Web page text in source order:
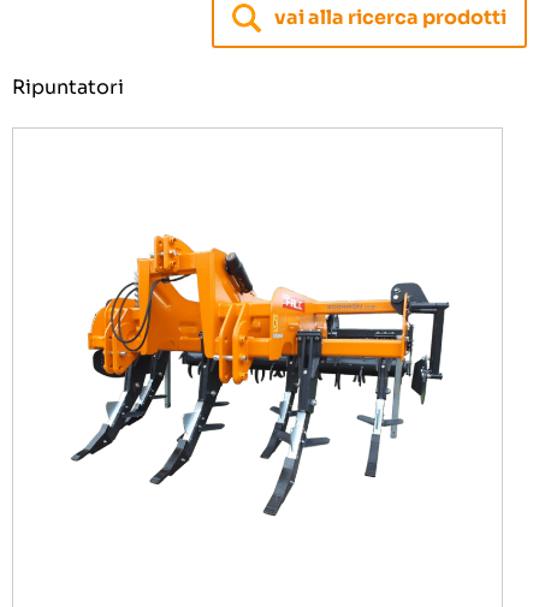
vai alla ricerca prodotti
Ripuntatori